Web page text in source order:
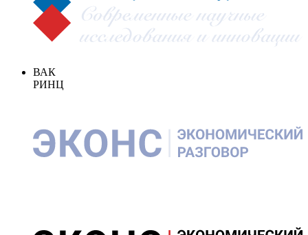
ВАК
РИНЦ